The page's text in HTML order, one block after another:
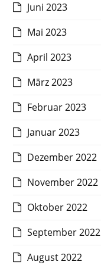
Juni 2023
Mai 2023
April 2023
März 2023
Februar 2023
Januar 2023
Dezember 2022
November 2022
Oktober 2022
September 2022
August 2022